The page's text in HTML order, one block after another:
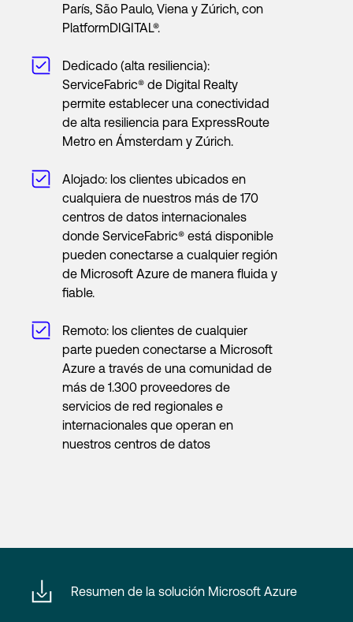
París, São Paulo, Viena y Zúrich, con
PlatformDIGITAL®.
Dedicado (alta resiliencia):
ServiceFabric® de Digital Realty
permite establecer una conectividad
de alta resiliencia para ExpressRoute
Metro en Ámsterdam y Zúrich.
Alojado: los clientes ubicados en
cualquiera de nuestros más de 170
centros de datos internacionales
donde ServiceFabric® está disponible
pueden conectarse a cualquier región
de Microsoft Azure de manera fluida y
fiable.
Remoto: los clientes de cualquier
parte pueden conectarse a Microsoft
Azure a través de una comunidad de
más de 1.300 proveedores de
servicios de red regionales e
internacionales que operan en
nuestros centros de datos
Resumen de la solución Microsoft Azure